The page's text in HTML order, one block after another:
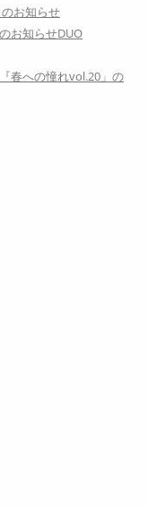
お知らせ
お知らせDUO
春への憧れvol.20」の